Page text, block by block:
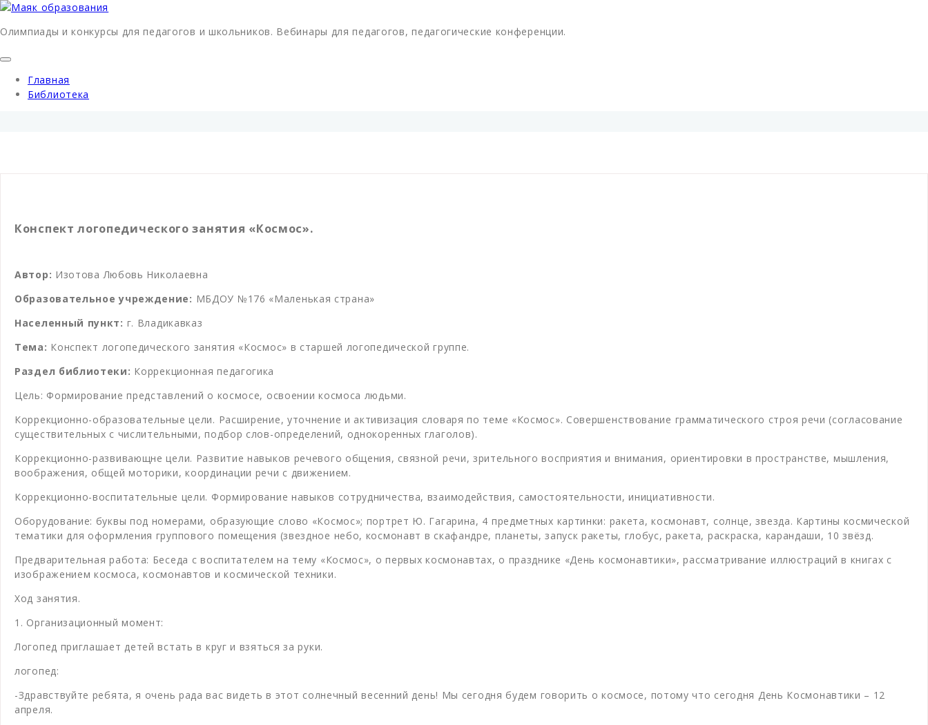
Олимпиады и конкурсы для педагогов и школьников. Вебинары для педагогов, педагогические конференции.
Главная
Библиотека
Конспект логопедического занятия «Космос».
Автор: Изотова Любовь Николаевна
Образовательное учреждение: МБДОУ №176 «Маленькая страна»
Населенный пункт: г. Владикавказ
Тема: Конспект логопедического занятия «Космос» в старшей логопедической группе.
Раздел библиотеки: Коррекционная педагогика
Цель: Формирование представлений о космосе, освоении космоса людьми.
Коррекционно-образовательные цели. Расширение, уточнение и активизация словаря по теме «Космос». Совершенствование грамматического строя речи (согласование
существительных с числительными, подбор слов-определений, однокоренных глаголов).
Коррекционно-развивающне цели. Развитие навыков речевого общения, связной речи, зрительного восприятия и внимания, ориентировки в пространстве, мышления,
воображения, общей моторики, координации речи с движением.
Коррекционно-воспитательные цели. Формирование навыков сотрудничества, взаимодействия, самостоятельности, инициативности.
Оборудование: буквы под номерами, образующие слово «Космос»; портрет Ю. Гагарина, 4 предметных картинки: ракета, космонавт, солнце, звезда. Картины космической
тематики для оформления группового помещения (звездное небо, космонавт в скафандре, планеты, запуск ракеты, глобус, ракета, раскраска, карандаши, 10 звёзд.
Предварительная работа: Беседа с воспитателем на тему «Космос», о первых космонавтах, о празднике «День космонавтики», рассматривание иллюстраций в книгах с
изображением космоса, космонавтов и космической техники.
Ход занятия.
1. Организационный момент:
Логопед приглашает детей встать в круг и взяться за руки.
логопед:
-Здравствуйте ребята, я очень рада вас видеть в этот солнечный весенний день! Мы сегодня будем говорить о космосе, потому что сегодня День Космонавтики – 12
апреля.